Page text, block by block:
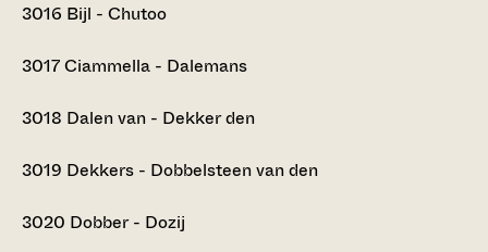
3016 Bijl - Chutoo
3017Ciammella - Dalemans
3018 Dalen van - Dekker den
3019 Dekkers - Dobbelsteen van den
3020 Dobber - Dozij